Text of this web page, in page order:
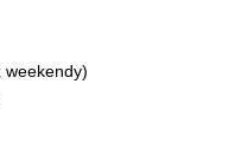
weekendy)